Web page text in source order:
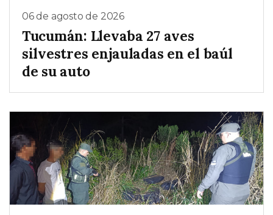
06 de agosto de 2026
Tucumán: Llevaba 27 aves
silvestres enjauladas en el baúl
de su auto